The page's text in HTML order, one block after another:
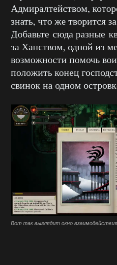
Адмиралтейством,
знать, что же творится
Добавьте сюда разные
за Ханством, одной из
возможности помочь
положить конец
свинок на одном
Вот так выглядит окно